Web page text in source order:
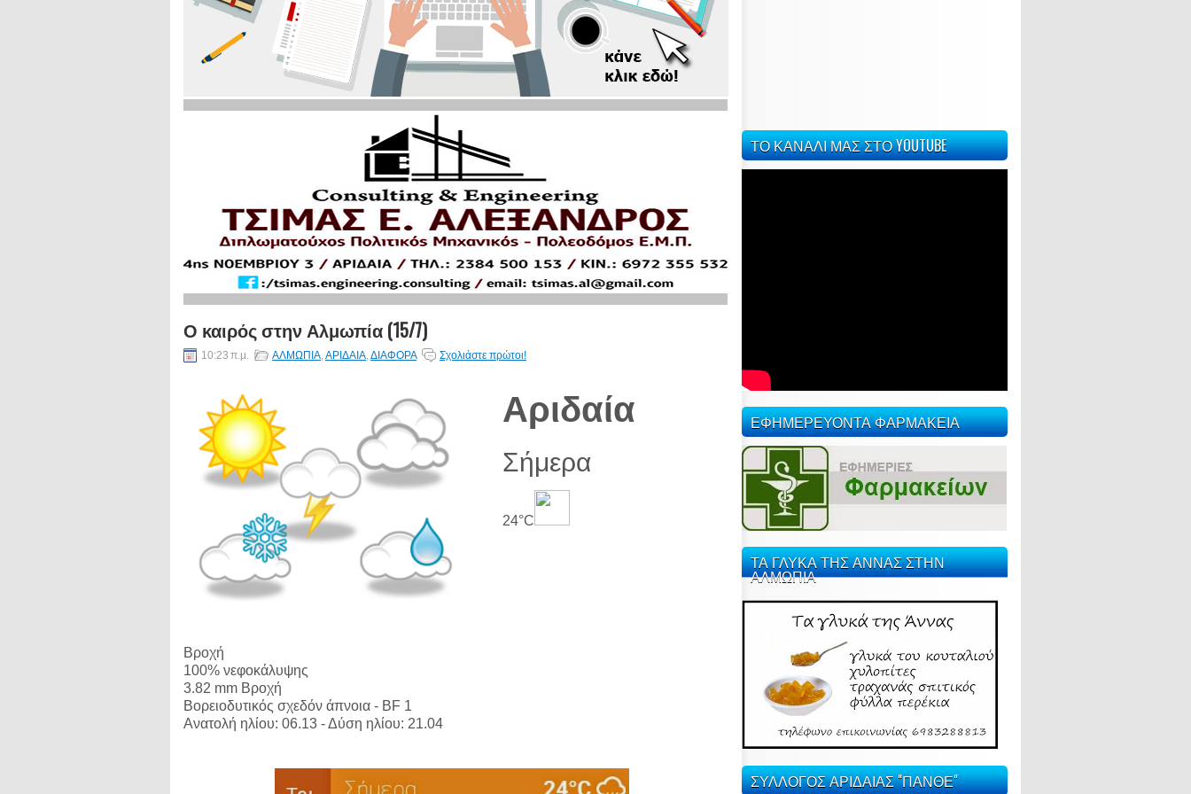
Ο καιρός στην Αλμωπία (15/7)
10:23 π.μ. ΑΛΜΩΠΙΑ,ΑΡΙΔΑΙΑ,ΔΙΑΦΟΡΑ Σχολιάστε πρώτοι!
Αριδαία
Σήμερα
24°C
Βροχή
100% νεφοκάλυψης
3.82 mm Βροχή
Bορειοδυτικός σχεδόν άπνοια - BF 1
Ανατολή ηλίου: 06.13 - Δύση ηλίου: 21.04
ΤΟ ΚΑΝΑΛΙ ΜΑΣ ΣΤΟ YOUTUBE
ΕΦΗΜΕΡΕΥΟΝΤΑ ΦΑΡΜΑΚΕΙΑ
ΤΑ ΓΛΥΚΑ ΤΗΣ ΑΝΝΑΣ ΣΤΗΝ
ΑΛΜΩΠΙΑ
ΣΥΛΛΟΓΟΣ ΑΡΙΔΑΙΑΣ "ΠΑΝΘΕ"